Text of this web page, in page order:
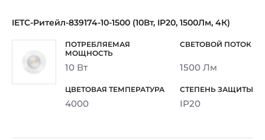
IETC-Ритейл-839174-10-1500 (10Вт, IP20, 1500Лм, 4К)
10 Вт 1500 Лм
4000 IP20